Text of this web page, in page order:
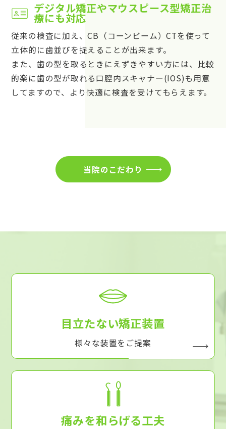
デジタル矯正やマウスピース型矯正治
療にも対応
従来の検査に加え、CB（コーンビーム）CTを使って
立体的に歯並びを捉えることが出来ます。
また、歯の型を取るときにえずきやすい方には、比較
的楽に歯の型が取れる口腔内スキャナー(IOS)も用意
してますので、より快適に検査を受けてもらえます。
当院のこだわり
目立たない矯正装置
様々な装置をご提案
痛みを和らげる工夫